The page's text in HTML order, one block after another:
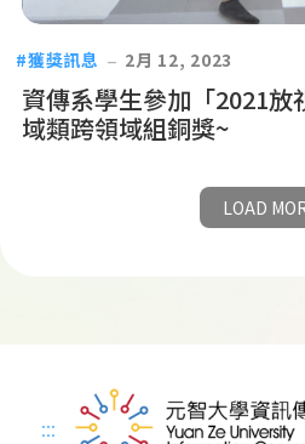
獲獎訊息 2月 12, 2023
資傳系學生參加「2021放
域類跨領域組銅獎~
LOAD
:::